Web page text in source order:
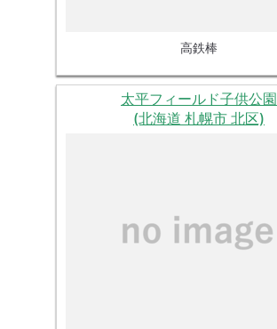
高鉄棒
太平フィールド子供公園
(北海道 札幌市 北区)